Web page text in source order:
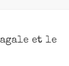
et le